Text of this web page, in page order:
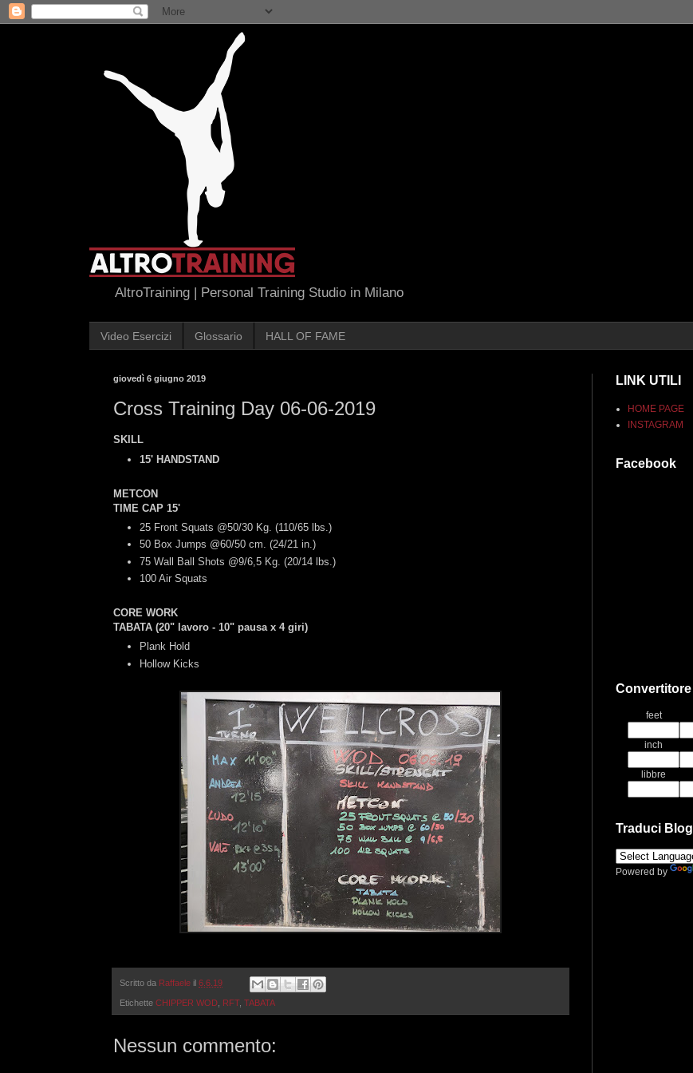
AltroTraining | Personal Training Studio in Milano
Video Esercizi Glossario HALL OF FAME
giovedì 6 giugno 2019
Cross Training Day 06-06-2019
SKILL
15' HANDSTAND
METCON
TIME CAP 15'
25 Front Squats @50/30 Kg. (110/65 lbs.)
50 Box Jumps @60/50 cm. (24/21 in.)
75 Wall Ball Shots @9/6,5 Kg. (20/14 lbs.)
100 Air Squats
CORE WORK
TABATA (20" lavoro - 10" pausa x 4 giri)
Plank Hold
Hollow Kicks
Scritto da Raffaele il 6.6.19
Etichette CHIPPER WOD RFT, TABATA
Nessun commento:
LINK UTILI
HOME PAGE
INSTAGRAM
Facebook
Convertitore
feet
inch
libbre
Traduci Blog
Powered by